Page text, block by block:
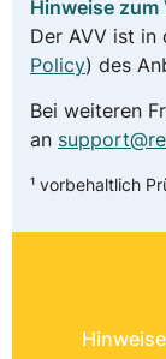
Hinweise zum
Der AVV ist in
Policy) des
Bei weiteren
an
¹ vorbehaltlich